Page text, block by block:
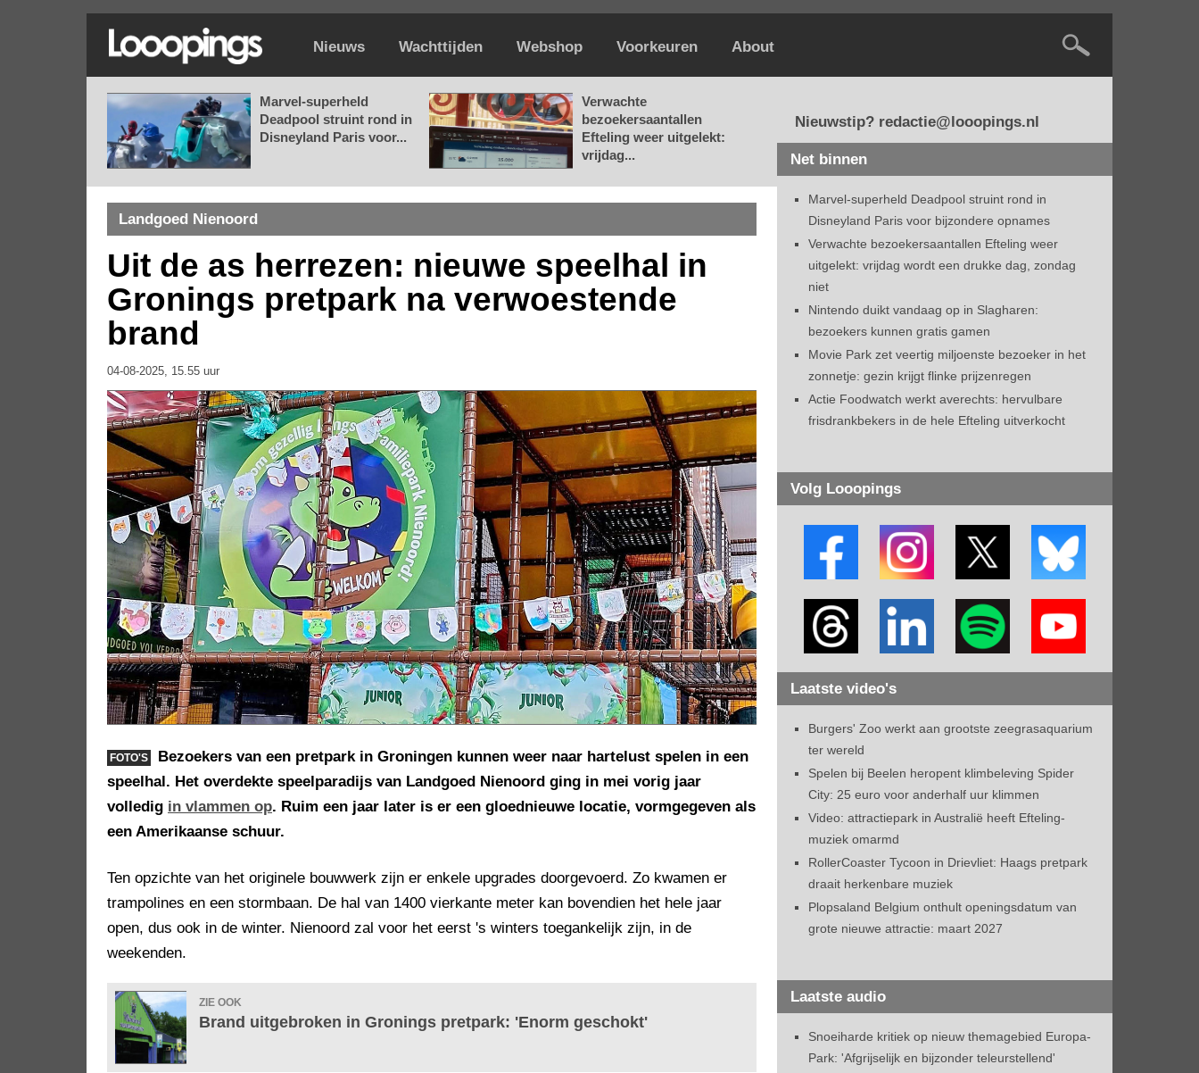
Nieuws Wachttijden Webshop Voorkeuren About
Marvel-superheld
Deadpool struint rond in
Disneyland Paris voor...
Verwachte
bezoekersaantallen
Efteling weer uitgelekt:
vrijdag...
Landgoed Nienoord
Uit de as herrezen: nieuwe speelhal in
Gronings pretpark na verwoestende
brand
04-08-2025, 15.55 uur
FOTO'S
Bezoekers van een pretpark in Groningen kunnen weer naar hartelust spelen in een
speelhal. Het overdekte speelparadijs van Landgoed Nienoord ging in mei vorig jaar
volledig in vlammen op. Ruim een jaar later is er een gloednieuwe locatie, vormgegeven als
een Amerikaanse schuur.
Ten opzichte van het originele bouwwerk zijn er enkele upgrades doorgevoerd. Zo kwamen er
trampolines en een stormbaan. De hal van 1400 vierkante meter kan bovendien het hele jaar
open, dus ook in de winter. Nienoord zal voor het eerst 's winters toegankelijk zijn, in de
weekenden.
ZIE OOK
Brand uitgebroken in Gronings pretpark: 'Enorm geschokt'
Nieuwstip? redactie@looopings.nl
Net binnen
Marvel-superheld Deadpool struint rond in
Disneyland Paris voor bijzondere opnames
Verwachte bezoekersaantallen Efteling weer
uitgelekt: vrijdag wordt een drukke dag, zondag
niet
Nintendo duikt vandaag op in Slagharen:
bezoekers kunnen gratis gamen
Movie Park zet veertig miljoenste bezoeker in het
zonnetje: gezin krijgt flinke prijzenregen
Actie Foodwatch werkt averechts: hervulbare
frisdrankbekers in de hele Efteling uitverkocht
Volg Looopings
Laatste video's
Burgers' Zoo werkt aan grootste zeegrasaquarium
ter wereld
Spelen bij Beelen heropent klimbeleving Spider
City: 25 euro voor anderhalf uur klimmen
Video: attractiepark in Australië heeft Efteling-
muziek omarmd
RollerCoaster Tycoon in Drievliet: Haags pretpark
draait herkenbare muziek
Plopsaland Belgium onthult openingsdatum van
grote nieuwe attractie: maart 2027
Laatste audio
Snoeiharde kritiek op nieuw themagebied Europa-
Park: 'Afgrijselijk en bijzonder teleurstellend'